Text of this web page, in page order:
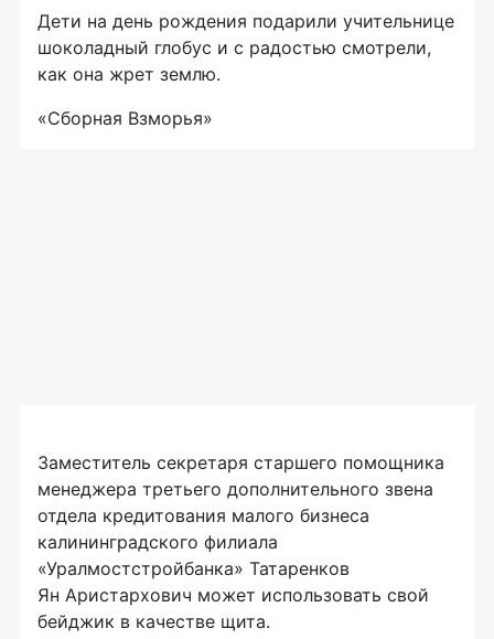
Дети на день рождения подарили учительнице
шоколадный глобус и с радостью смотрели,
как она жрет землю.
«Сборная Взморья»
Заместитель секретаря старшего помощника
менеджера третьего дополнительного звена
отдела кредитования малого бизнеса
калининградского филиала
«Уралмостстройбанка» Татаренков
Ян Аристархович может использовать свой
бейджик в качестве щита.